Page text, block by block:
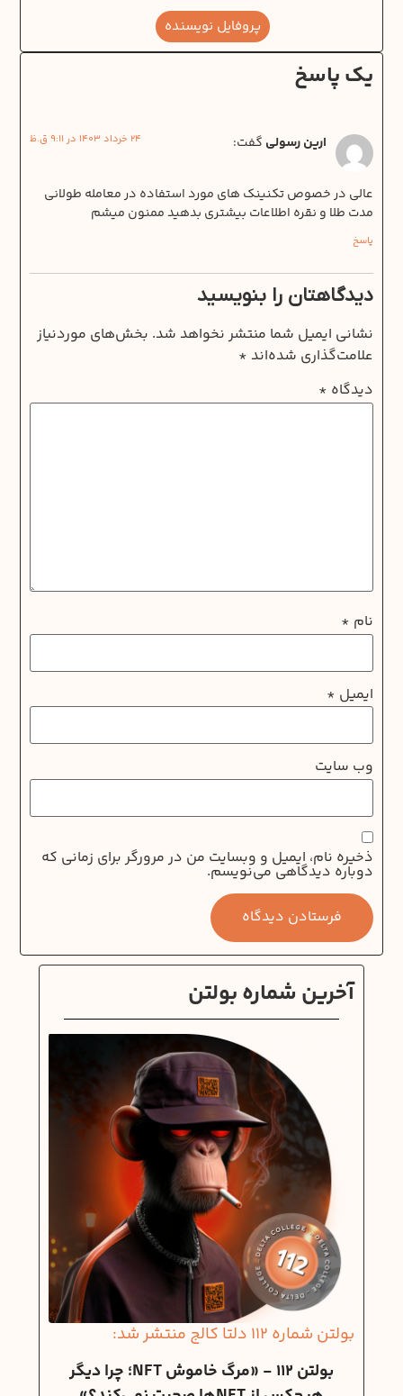
پروفایل نویسنده
یک پاسخ
ارین رسولی گفت: 24 خرداد 1403 در 9:11 ق.ظ
عالی در خصوص تکنینک های مورد استفاده در معامله طولانی
مدت طلا و نقره اطلاعات بیشتری بدهید ممنون میشم
پاسخ
دیدگاهتان را بنویسید
نشانی ایمیل شما منتشر نخواهد شد. بخش‌های موردنیاز
علامت‌گذاری شده‌اند *
دیدگاه *
نام *
ایمیل *
وب‌ سایت
ذخیره نام، ایمیل و وبسایت من در مرورگر برای زمانی که
دوباره دیدگاهی می‌نویسم.
آخرین شماره بولتن
بولتن شماره 112 دلتا کالج منتشر شد:
بولتن 112 - «مرگ خاموش NFT؛ چرا دیگر